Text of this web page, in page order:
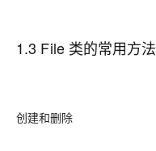
1.3 File 类的常用方法
创建和删除